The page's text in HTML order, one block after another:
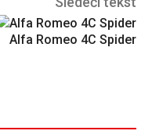
Alfa Romeo 4C Spider